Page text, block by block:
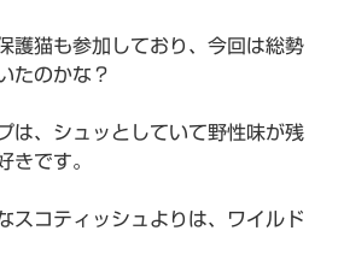
護猫も参加しており、今回は総勢
たのかな？
は、シュッとしていて野性味が残
きです。
スコティッシュよりは、ワイルド